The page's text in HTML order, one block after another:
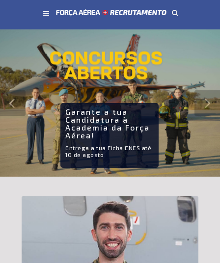
Garante a tua
Candidatura à
Academia da Força
Aérea!
Entrega a tua Ficha ENES até
10 de agosto